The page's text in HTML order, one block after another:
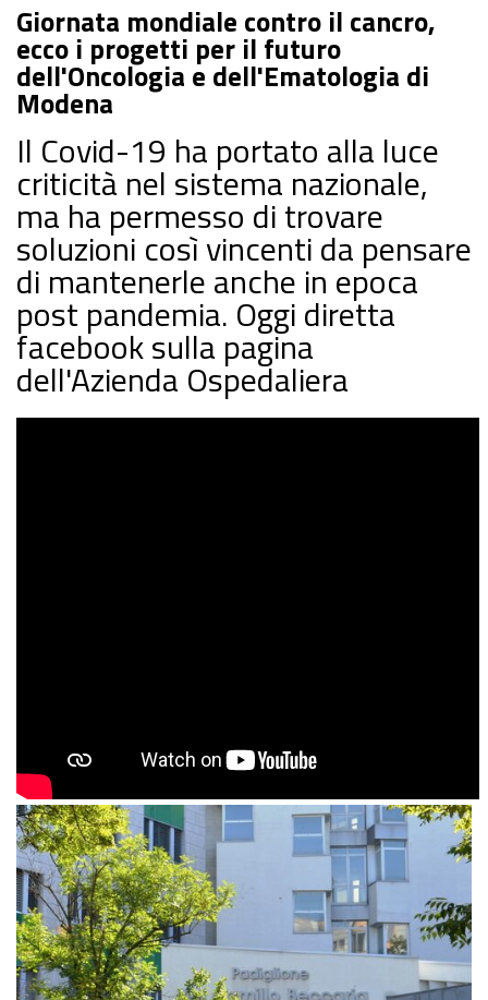
Giornata mondiale contro il cancro,
ecco i progetti per il futuro
dell'Oncologia e dell'Ematologia di
Modena
Il Covid-19 ha portato alla luce
criticità nel sistema nazionale,
ma ha permesso di trovare
soluzioni così vincenti da pensare
di mantenerle anche in epoca
post pandemia. Oggi diretta
facebook sulla pagina
dell'Azienda Ospedaliera